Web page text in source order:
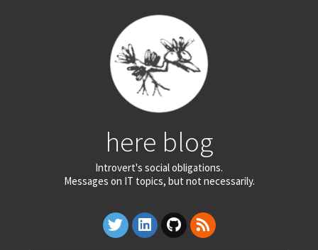
here blog
Introvert's social obligations.
Messages on IT topics, but not necessarily.